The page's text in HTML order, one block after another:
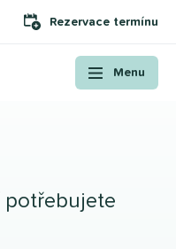
Rezervace termínu
Menu
potřebujete